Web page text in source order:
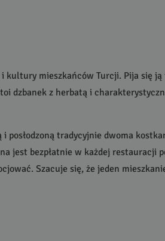
mieszkańców Turcji. Pija się
dzbanek z herbatą i
tradycyjnie dwoma
jest bezpłatnie w każdej restauracji
Szacuje się, że jeden